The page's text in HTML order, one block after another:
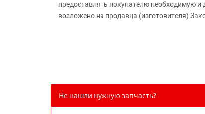
предоставлять покупателю необходимую
возложено на продавца (изготовителя)
Не нашли нужную запчасть?